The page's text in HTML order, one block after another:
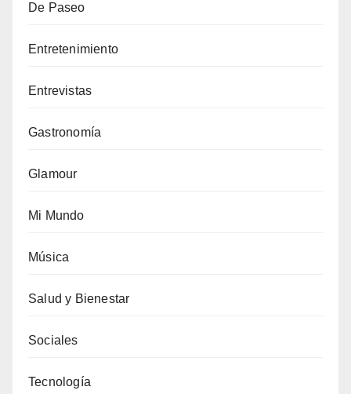
De Paseo
Entretenimiento
Entrevistas
Gastronomía
Glamour
Mi Mundo
Música
Salud y Bienestar
Sociales
Tecnología